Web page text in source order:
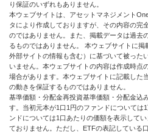
り保証のいずれもありません。
本ウェブサイトは、アセットマネジメント
タにより作成しておりますが、その内容の完
のではありません。また、掲載データは過去
るものではありません。 本ウェブサイトに
外部サイトの情報も含む）に基づいて被った
いません。本ウェブサイトの内容は作成時点
場合があります。本ウェブサイトに記載した
の動きを保証するものではありません。
基準価額・分配金再投資基準価額・分配金込
す。当初元本が1口1円のファンドについては
ンドについては1口あたりの価額を表示して
ておりません。ただし、ETFの表記している